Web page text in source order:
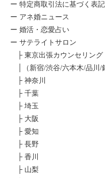
ー 特定商取引法に基づく表記
ー アネ婚ニュース
ー 婚活・恋愛占い
ー サテライトサロン
├ 東京出張カウンセリング
│（新宿/渋谷/六本木/品川/
├ 神奈川
├ 千葉
├ 埼玉
├ 大阪
├ 愛知
├ 長野
├ 香川
├ 山梨